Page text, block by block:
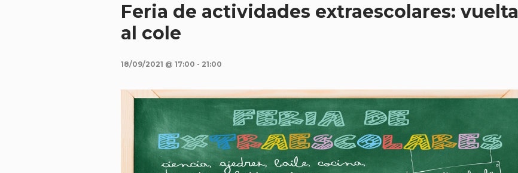
Feria de actividades extraescolares: vuelta
al cole
18/09/2021 @ 17:00 - 21:00